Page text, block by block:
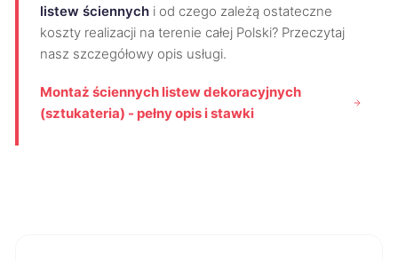
listew ściennych i od czego zależą ostateczne
koszty realizacji na terenie całej Polski? Przeczytaj
nasz szczegółowy opis usługi.
Montaż ściennych listew dekoracyjnych
(sztukateria) - pełny opis i stawki